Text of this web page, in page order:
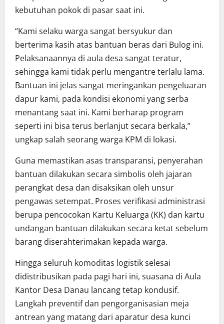
kebutuhan pokok di pasar saat ini.
“Kami selaku warga sangat bersyukur dan
berterima kasih atas bantuan beras dari Bulog ini.
Pelaksanaannya di aula desa sangat teratur,
sehingga kami tidak perlu mengantre terlalu lama.
Bantuan ini jelas sangat meringankan pengeluaran
dapur kami, pada kondisi ekonomi yang serba
menantang saat ini. Kami berharap program
seperti ini bisa terus berlanjut secara berkala,”
ungkap salah seorang warga KPM di lokasi.
Guna memastikan asas transparansi, penyerahan
bantuan dilakukan secara simbolis oleh jajaran
perangkat desa dan disaksikan oleh unsur
pengawas setempat. Proses verifikasi administrasi
berupa pencocokan Kartu Keluarga (KK) dan kartu
undangan bantuan dilakukan secara ketat sebelum
barang diserahterimakan kepada warga.
Hingga seluruh komoditas logistik selesai
didistribusikan pada pagi hari ini, suasana di Aula
Kantor Desa Danau lancang tetap kondusif.
Langkah preventif dan pengorganisasian meja
antrean yang matang dari aparatur desa kunci